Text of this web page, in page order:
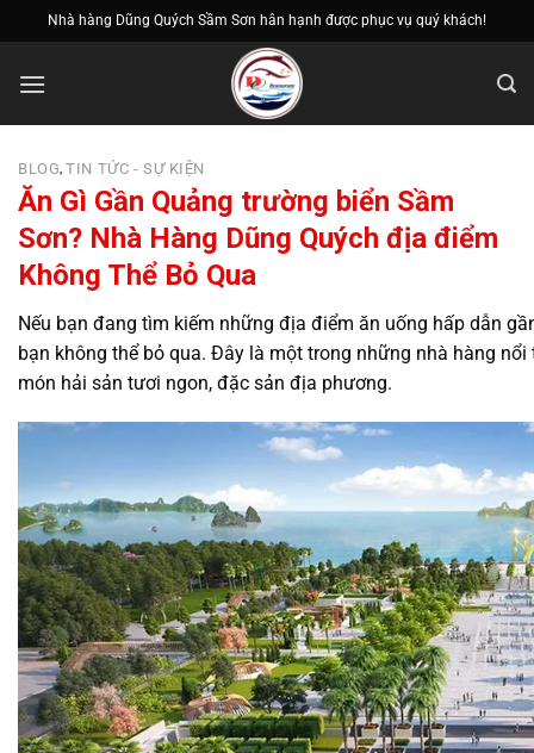
qua
nội
Nhà hàng Dũng Quých Sầm Sơn hân hạnh được phục vụ quý khách!
BLOG,TIN TỨC - SỰ KIỆN
Ăn Gì Gần Quảng trường biển Sầm
Sơn? Nhà Hàng Dũng Quých địa điểm
Không Thể Bỏ Qua
Nếu bạn đang tìm kiếm những địa điểm ăn uống hấp dẫn
bạn không thể bỏ qua. Đây là một trong những nhà hàng
món hải sản tươi ngon, đặc sản địa phương.